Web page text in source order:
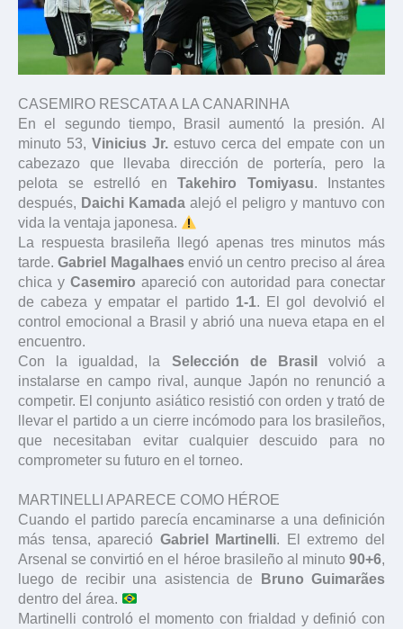
CASEMIRO RESCATA A LA CANARINHA
En el segundo tiempo, Brasil aumentó la presión. Al
minuto 53, Vinicius Jr. estuvo cerca del empate con un
cabezazo que llevaba dirección de portería, pero la
pelota se estrelló en Takehiro Tomiyasu. Instantes
después, Daichi Kamada alejó el peligro y mantuvo con
vida la ventaja japonesa.
La respuesta brasileña llegó apenas tres minutos más
tarde.Gabriel Magalhaesenvió un centro preciso al área
chica y Casemiro apareció con autoridad para conectar
de cabeza y empatar el partido 1-1. El gol devolvió el
control emocional a Brasil y abrió una nueva etapa en el
encuentro.
Con la igualdad, la Selección de Brasil
volvió a
instalarse en campo rival, aunque Japón no renunció a
competir. El conjunto asiático resistió con orden y trató de
llevar el partido a un cierre incómodo para los brasileños,
que necesitaban evitar cualquier descuido para no
comprometer su futuro en el torneo.
MARTINELLI APARECE COMO HÉROE
Cuando el partido parecía encaminarse a una definición
más tensa, apareció Gabriel Martinelli. El extremo del
Arsenal se convirtió en el héroe brasileño al minuto 90+6,
luego de recibir una asistencia de
Bruno Guimarães
dentro del área.
Martinelli controló el momento con frialdad y definió con